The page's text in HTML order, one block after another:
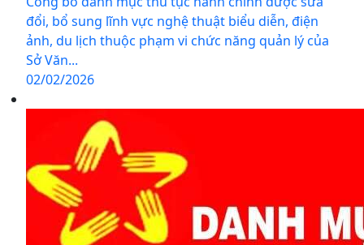
đổi, bổ sung lĩnh vực nghệ thuật biểu diễn, điện
ảnh, du lịch thuộc phạm vi chức năng quản lý của
Sở Văn...
02/02/2026